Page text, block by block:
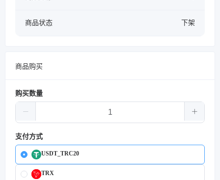
商品状态 下架
商品购买
购买数量
支付方式
USDT_TRC20
TRX